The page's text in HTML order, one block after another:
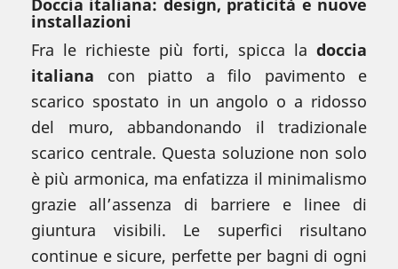
installazioni
Fra le richieste più forti, spicca la doccia
italiana con piatto a filo pavimento e
scarico spostato in un angolo o a ridosso
del muro, abbandonando il tradizionale
scarico centrale. Questa soluzione non solo
è più armonica, ma enfatizza il minimalismo
grazie all’assenza di barriere e linee di
giuntura visibili. Le superfici risultano
continue e sicure, perfette per bagni di ogni